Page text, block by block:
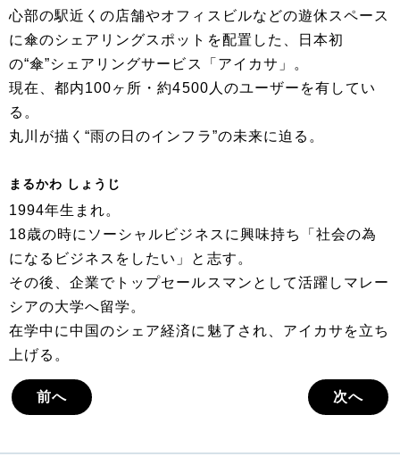
心部の駅近くの店舗やオフィスビルなどの遊休スペース
に傘のシェアリングスポットを配置した、日本初
の“傘”シェアリングサービス「アイカサ」。
現在、都内100ヶ所・約4500人のユーザーを有してい
る。
丸川が描く“雨の日のインフラ”の未来に迫る。
まるかわ しょうじ
1994年生まれ。
18歳の時にソーシャルビジネスに興味持ち「社会の為
になるビジネスをしたい」と志す。
その後、企業でトップセールスマンとして活躍しマレー
シアの大学へ留学。
在学中に中国のシェア経済に魅了され、アイカサを立ち
上げる。
前へ 次へ